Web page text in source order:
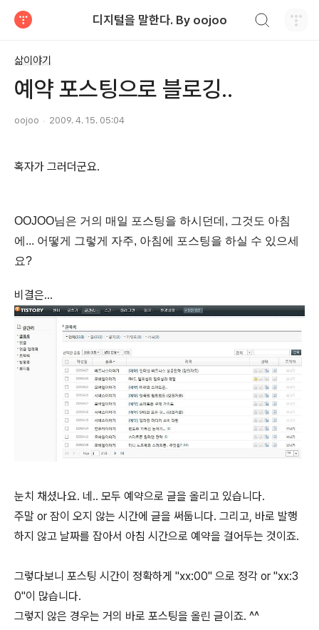
디지털을 말한다. By oojoo
삶이야기
예약 포스팅으로 블로깅..
oojoo 2009. 4. 15. 05:04
혹자가 그러더군요.
OOJOO님은 거의 매일 포스팅을 하시던데, 그것도 아침
에... 어떻게 그렇게 자주, 아침에 포스팅을 하실 수 있으세
요?
비결은...
눈치 채셨나요. 네.. 모두 예약으로 글을 올리고 있습니다.
주말 or 잠이 오지 않는 시간에 글을 써둡니다. 그리고, 바로 발행
하지 않고 날짜를 잡아서 아침 시간으로 예약을 걸어두는 것이죠.
그렇다보니 포스팅 시간이 정확하게 "xx:00" 으로 정각 or "xx:3
0"이 많습니다.
그렇지 않은 경우는 거의 바로 포스팅을 올린 글이죠. ^^